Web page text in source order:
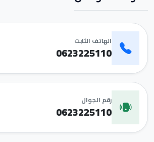
الهاتف الثابت
0623225110
رقم الجوال
0623225110